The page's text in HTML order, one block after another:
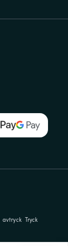
avtryck Tryck